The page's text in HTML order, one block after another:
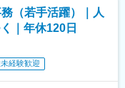
険、東京海上日動火災あ
めた表記です。
（若手活躍）｜人
｜年休120日
経験歓迎